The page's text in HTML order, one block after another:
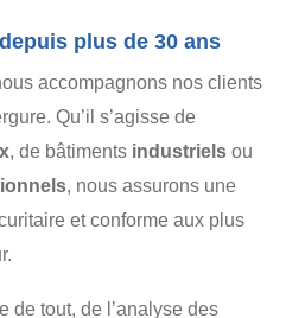
plus de 30 ans
accompagnons nos clients
Qu’il s’agisse de
, de bâtiments industriels ou
, nous assurons une
et conforme aux plus
de tout, de l’analyse des